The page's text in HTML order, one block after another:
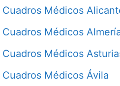
Cuadros Médicos
Cuadros Médicos
Cuadros Médicos
Cuadros Médicos Ávila